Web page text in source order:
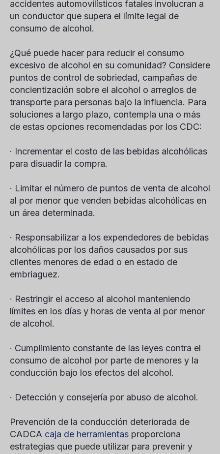
accidentes automovilísticos fatales involucran a
un conductor que supera el límite legal de
consumo de alcohol.
¿Qué puede hacer para reducir el consumo
excesivo de alcohol en su comunidad? Considere
puntos de control de sobriedad, campañas de
concientización sobre el alcohol o arreglos de
transporte para personas bajo la influencia. Para
soluciones a largo plazo, contempla una o más
de estas opciones recomendadas por los CDC:
· Incrementar el costo de las bebidas alcohólicas
para disuadir la compra.
· Limitar el número de puntos de venta de alcohol
al por menor que venden bebidas alcohólicas en
un área determinada.
· Responsabilizar a los expendedores de bebidas
alcohólicas por los daños causados por sus
clientes menores de edad o en estado de
embriaguez.
· Restringir el acceso al alcohol manteniendo
límites en los días y horas de venta al por menor
de alcohol.
· Cumplimiento constante de las leyes contra el
consumo de alcohol por parte de menores y la
conducción bajo los efectos del alcohol.
· Detección y consejería por abuso de alcohol.
Prevención de la conducción deteriorada de
CADCA caja de herramientas proporciona
estrategias que puede utilizar para prevenir y